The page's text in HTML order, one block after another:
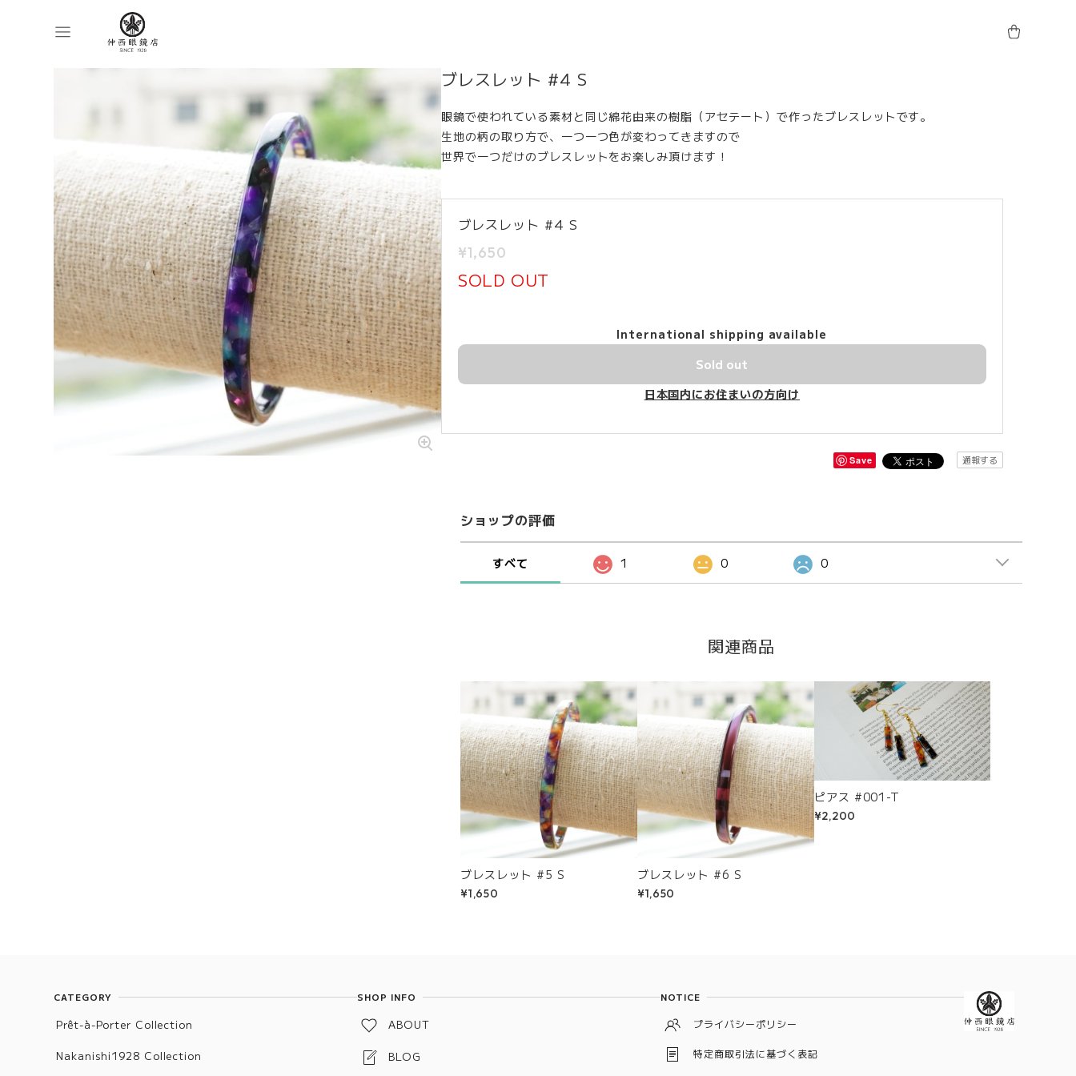
ブレスレット #4 S
眼鏡で使われている素材と同じ綿花由来の樹脂（アセテート）で作ったブレスレットです。
生地の柄の取り方で、一つ一つ色が変わってきますので
世界で一つだけのブレスレットをお楽しみ頂けます！
ブレスレット #4 S
¥1,650
SOLD OUT
International shipping available
Sold out
日本国内にお住まいの方向け
Save 通報する
ショップの評価
すべて 1 0 0
関連商品
ブレスレット #5 S
¥1,650
ブレスレット #6 S
¥1,650
ピアス #001-T
¥2,200
CATEGORY
Prêt-à-Porter Collection
Nakanishi1928 Collection
SHOP INFO
ABOUT
BLOG
NOTICE
プライバシーポリシー
特定商取引法に基づく表記